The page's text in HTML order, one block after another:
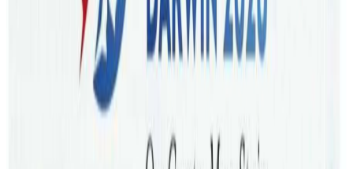
उद्घाटन गर्नुभएको हो ।
मन्त्री हिचलिफले नेपाली मुलका व्यवसायीले सञ्चालन गरेको मल्टि
डाईनामिक रियल स्टेटको सेवाबाट स्थानीय लाभान्वित हुने विश्वास
व्यक्त गर्दै आफ्नो तर्फबाट सकेको सहयोग गर्ने प्रतिबद्धता समेत